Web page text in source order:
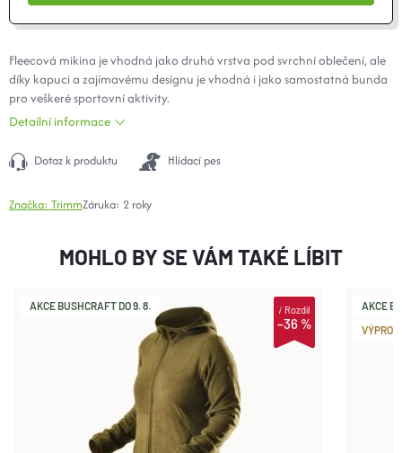
Fleecová mikina je vhodná jako druhá vrstva pod svrchní oblečení, ale
díky kapuci a zajímavému designu je vhodná i jako samostatná bunda
pro veškeré sportovní aktivity.
Detailní informace
Dotaz k produktu Hlídací pes
Značka: TrimmZáruka: 2 roky
MOHLO BY SE VÁM TAKÉ LÍBIT
AKCE BUSHCRAFT DO 9. 8.
–36 %
iRozdíl
AKCE